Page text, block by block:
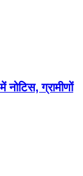
ग्रामीणों